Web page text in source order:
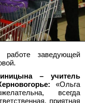
заведующей
– учитель
«Ольга
всегда
приятная